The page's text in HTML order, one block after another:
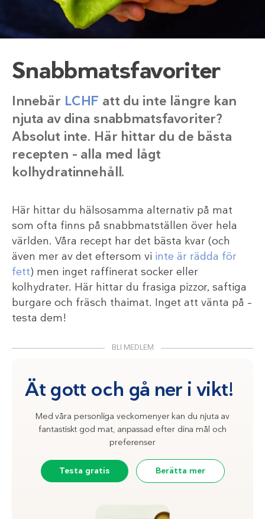
Snabbmatsfavoriter
Innebär LCHF att du inte längre kan
njuta av dina snabbmatsfavoriter?
Absolut inte. Här hittar du de bästa
recepten – alla med lågt
kolhydratinnehåll.
Här hittar du hälsosamma alternativ på mat
som ofta finns på snabbmatställen över hela
världen. Våra recept har det bästa kvar (och
även mer av det eftersom vi inte är rädda för
fett) men inget raffinerat socker eller
kolhydrater. Här hittar du frasiga pizzor, saftiga
burgare och fräsch thaimat. Inget att vänta på –
testa dem!
BLI MEDLEM
Ät gott och gå ner i vikt!
Med våra personliga veckomenyer kan du njuta av
fantastiskt god mat, anpassad efter dina mål och
preferenser
Testa gratis Berätta mer